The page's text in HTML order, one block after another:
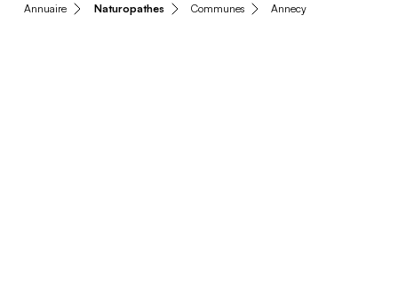
Annuaire Naturopathes Communes Annecy